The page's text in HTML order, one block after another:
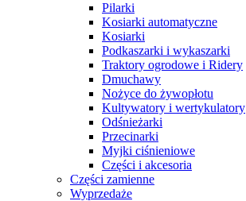
Pilarki
Kosiarki automatyczne
Kosiarki
Podkaszarki i wykaszarki
Traktory ogrodowe i Ridery
Dmuchawy
Nożyce do żywopłotu
Kultywatory i wertykulatory
Odśnieżarki
Przecinarki
Myjki ciśnieniowe
Części i akcesoria
Części zamienne
Wyprzedaże